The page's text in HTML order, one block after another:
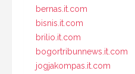
bernas.it.com
bisnis.it.com
brilio.it.com
bogortribunnews.it.com
jogjakompas.it.com